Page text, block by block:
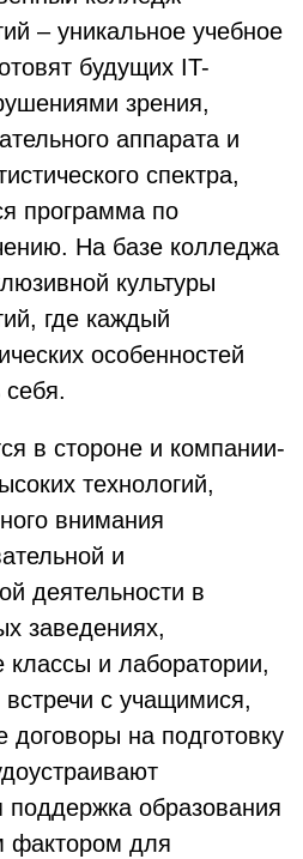
– уникальное учебное
будущих IT-
зрения,
аппарата и
спектра,
программа по
На базе колледжа
культуры
где каждый
особенностей
в стороне и компании-
технологий,
внимания
и
деятельности в
заведениях,
и лаборатории,
с учащимися,
на подготовку
поддержка образования
фактором для